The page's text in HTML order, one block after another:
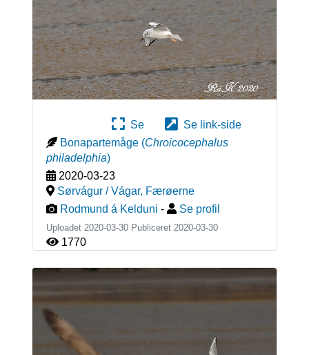
Se
Se link-side
Bonapartemåge (Chroicocephalus
philadelphia)
2020-03-23
Sørvágur / Vágar, Færøerne
Rodmund á Kelduni - Se profil
Uploadet 2020-03-30 Publiceret 2020-03-30
1770